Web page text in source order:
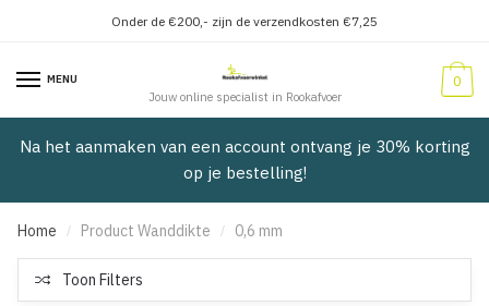
navigatie
inhoud
Onder de €200,- zijn de verzendkosten €7,25
MENU
Jouw online specialist in Rookafvoer
0
Na het aanmaken van een account ontvang je 30% korting
op je bestelling!
Home / Product Wanddikte / 0,6 mm
Toon Filters